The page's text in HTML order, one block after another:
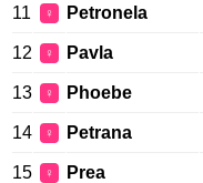
11 ♀ Petronela
12 ♀ Pavla
13 ♀ Phoebe
14 ♀ Petrana
15 ♀ Prea